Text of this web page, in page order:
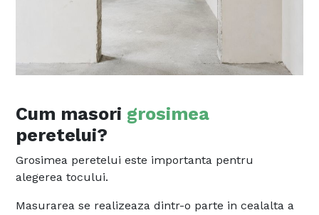
Cum masori grosimea
peretelui?
Grosimea peretelui este importanta pentru
alegerea tocului.
Masurarea se realizeaza dintr-o parte in cealalta a